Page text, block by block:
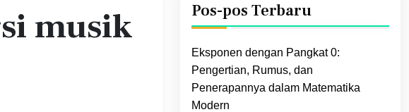
musik
Pos-pos Terbaru
Eksponen dengan Pangkat 0:
Pengertian, Rumus, dan
Penerapannya dalam Matematika
Modern